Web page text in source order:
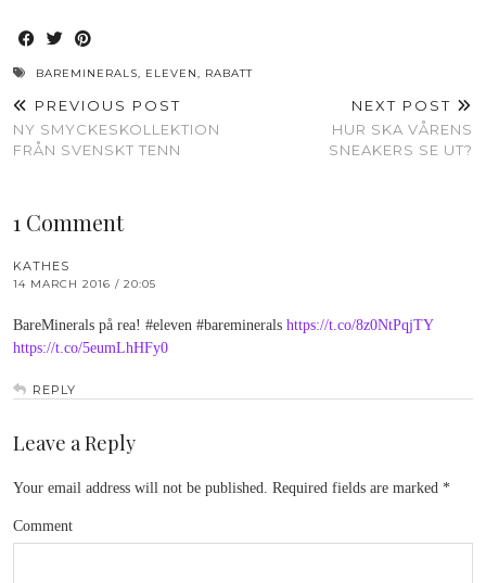
BAREMINERALS, ELEVEN, RABATT
PREVIOUS POST
NY SMYCKESKOLLEKTION
FRÅN SVENSKT TENN
NEXT POST
HUR SKA VÅRENS
SNEAKERS SE UT?
1 Comment
KATHES
14 MARCH 2016 / 20:05
BareMinerals på rea! #eleven #bareminerals https://t.co/8z0NtPqjTY
https://t.co/5eumLhHFy0
REPLY
Leave a Reply
Your email address will not be published. Required fields are marked *
Comment